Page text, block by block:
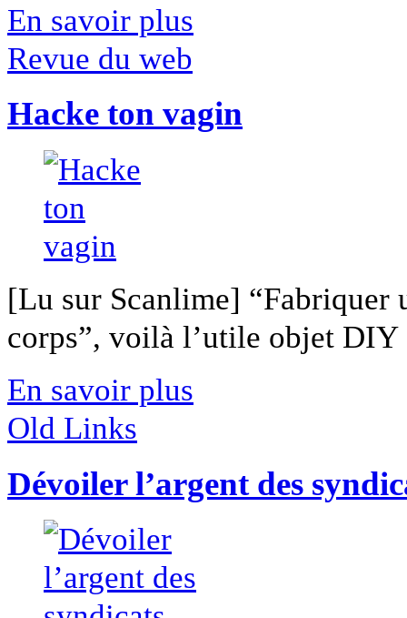
En savoir plus
Revue du web
Hacke ton vagin
[Lu sur Scanlime] “Fabriquer
corps”, voilà l’utile objet
En savoir plus
Old Links
Dévoiler l’argent des